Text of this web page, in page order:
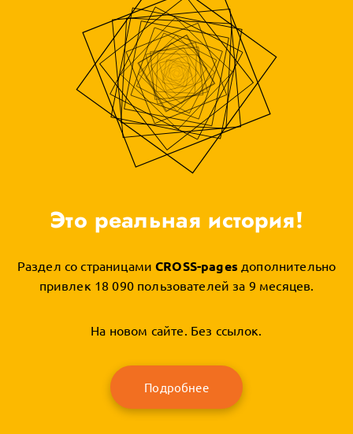
Это реальная история!
Раздел со страницамиCROSS-pages дополнительно
привлек 18 090 пользователей за 9 месяцев.
На новом сайте. Без ссылок.
Подробнее